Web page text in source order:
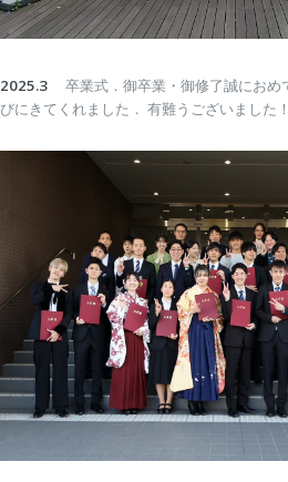
2025.3
卒業式．御卒業・御修了誠におめ
びにきてくれました． 有難うございました！